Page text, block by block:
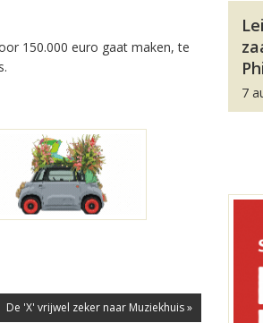
150.000 euro gaat maken, te
De 'X' vrijwel zeker naar Muziekhuis »
7